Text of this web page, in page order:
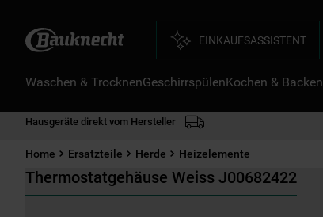
EINKAUFSASSISTENT
Waschen & TrocknenGeschirrspülenKochen & Backen
Hausgeräte direkt vom Hersteller
Home Ersatzteile Herde Heizelemente
Thermostatgehäuse Weiss J00682422